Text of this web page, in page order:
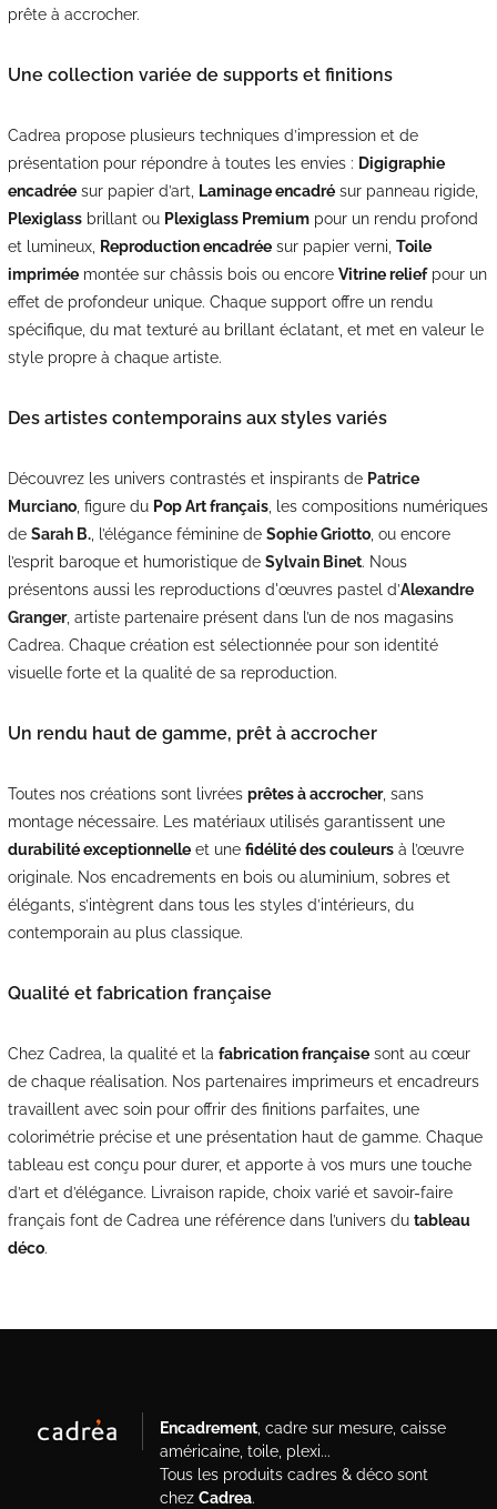
prête à accrocher.
Une collection variée de supports et finitions
Cadrea propose plusieurs techniques d’impression et de
présentation pour répondre à toutes les envies : Digigraphie
encadréesur papier d’art, Laminage encadrésur panneau rigide,
Plexiglassbrillant ou Plexiglass Premiumpour un rendu profond
et lumineux,
Reproduction encadréesur papier verni, Toile
impriméemontée sur châssis bois ou encore Vitrine reliefpour un
effet de profondeur unique. Chaque support offre un rendu
spécifique, du mat texturé au brillant éclatant, et met en valeur le
style propre à chaque artiste.
Des artistes contemporains aux styles variés
Découvrez les univers contrastés et inspirants de Patrice
Murciano, figure du Pop Art français, les compositions numériques
de Sarah B., l’élégance féminine de Sophie Griotto, ou encore
l’esprit baroque et humoristique de Sylvain Binet. Nous
présentons aussi les reproductions d'œuvres pastel d’Alexandre
Granger, artiste partenaire présent dans l’un de nos magasins
Cadrea. Chaque création est sélectionnée pour son identité
visuelle forte et la qualité de sa reproduction.
Un rendu haut de gamme, prêt à accrocher
Toutes nos créations sont livrées prêtes à accrocher, sans
montage nécessaire. Les matériaux utilisés garantissent une
durabilité exceptionnelleet une fidélité des couleursà l’œuvre
originale. Nos encadrements en bois ou aluminium, sobres et
élégants, s’intègrent dans tous les styles d’intérieurs, du
contemporain au plus classique.
Qualité et fabrication française
Chez Cadrea, la qualité et la fabrication françaisesont au cœur
de chaque réalisation. Nos partenaires imprimeurs et encadreurs
travaillent avec soin pour offrir des finitions parfaites, une
colorimétrie précise et une présentation haut de gamme. Chaque
tableau est conçu pour durer, et apporte à vos murs une touche
d’art et d’élégance. Livraison rapide, choix varié et savoir-faire
français font de Cadrea une référence dans l’univers du tableau
déco.
Encadrement, cadre sur mesure, caisse
américaine, toile, plexi...
Tous les produits cadres & déco sont
chez Cadrea.